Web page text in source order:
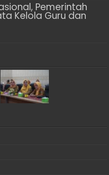
Pemerintah
Kelola Guru dan